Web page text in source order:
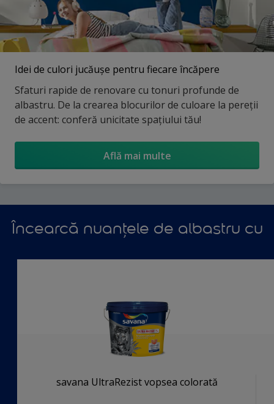
Idei de culori jucăușe pentru fiecare încăpere
Sfaturi rapide de renovare cu tonuri profunde de
albastru. De la crearea blocurilor de culoare la pereții
de accent: conferă unicitate spațiului tău!
Află mai multe
Încearcă nuanțele de albastru cu
savana UltraRezist vopsea colorată